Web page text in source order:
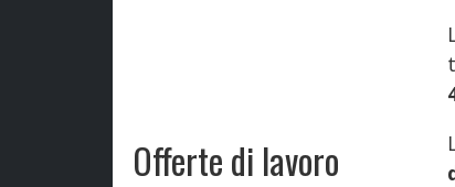
Offerte di lavoro